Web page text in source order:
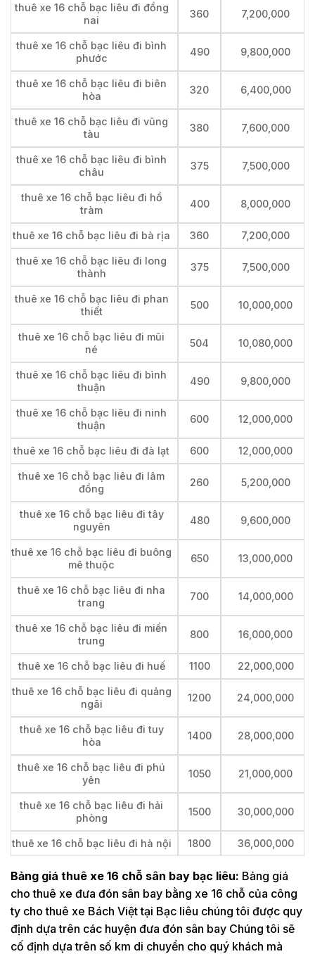
thuê xe 16 chỗ bạc liêu đi đồng
nai
360 7,200,000
thuê xe 16 chỗ bạc liêu đi bình
phước
490 9,800,000
thuê xe 16 chỗ bạc liêu đi biên
hòa
320 6,400,000
thuê xe 16 chỗ bạc liêu đi vũng
tàu
380 7,600,000
thuê xe 16 chỗ bạc liêu đi bình
châu
375 7,500,000
thuê xe 16 chỗ bạc liêu đi hồ
tràm
400 8,000,000
thuê xe 16 chỗ bạc liêu đi bà rịa 360 7,200,000
thuê xe 16 chỗ bạc liêu đi long
thành
375 7,500,000
thuê xe 16 chỗ bạc liêu đi phan
thiết
500 10,000,000
thuê xe 16 chỗ bạc liêu đi mũi
né
504 10,080,000
thuê xe 16 chỗ bạc liêu đi bình
thuận
490 9,800,000
thuê xe 16 chỗ bạc liêu đi ninh
thuận
600 12,000,000
thuê xe 16 chỗ bạc liêu đi đà lạt 600 12,000,000
thuê xe 16 chỗ bạc liêu đi lâm
đồng
260 5,200,000
thuê xe 16 chỗ bạc liêu đi tây
nguyên
480 9,600,000
thuê xe 16 chỗ bạc liêu đi buông
mê thuộc
650 13,000,000
thuê xe 16 chỗ bạc liêu đi nha
trang
700 14,000,000
thuê xe 16 chỗ bạc liêu đi miền
trung
800 16,000,000
thuê xe 16 chỗ bạc liêu đi huế 1100 22,000,000
thuê xe 16 chỗ bạc liêu đi quảng
ngãi
1200 24,000,000
thuê xe 16 chỗ bạc liêu đi tuy
hòa
1400 28,000,000
thuê xe 16 chỗ bạc liêu đi phú
yên
1050 21,000,000
thuê xe 16 chỗ bạc liêu đi hải
phòng
1500 30,000,000
thuê xe 16 chỗ bạc liêu đi hà nội 1800 36,000,000
Bảng giá thuê xe 16 chỗ sân bay bạc liêu: Bảng giá
cho thuê xe đưa đón sân bay bằng xe 16 chỗ của công
ty cho thuê xe Bách Việt tại Bạc liêu chúng tôi được quy
định dựa trên các huyện đưa đón sân bay Chúng tôi sẽ
cố định dựa trên số km di chuyển cho quý khách mà